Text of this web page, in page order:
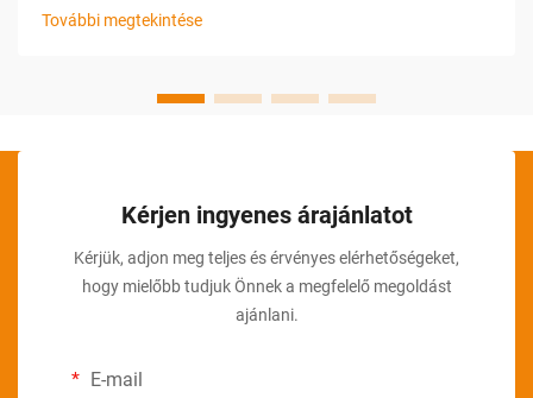
és a termékek állandó megjelenésének biztosítására
További megtekintése
Kérjen ingyenes árajánlatot
Kérjük, adjon meg teljes és érvényes elérhetőségeket,
hogy mielőbb tudjuk Önnek a megfelelő megoldást
ajánlani.
E-mail